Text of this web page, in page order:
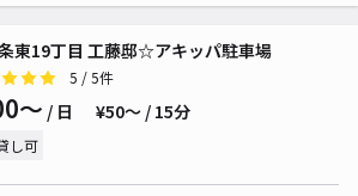
東19丁目 工藤邸☆アキッパ駐車場
5 / 5件
〜 / 日 ¥50〜 / 15分
し可